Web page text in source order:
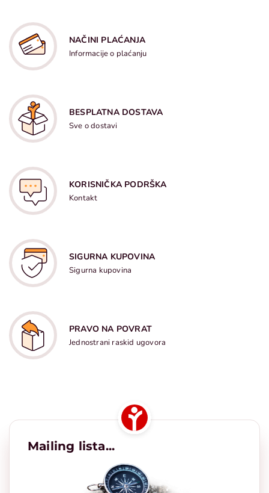
NAČINI PLAĆANJA
Informacije o plaćanju
BESPLATNA DOSTAVA
Sve o dostavi
KORISNIČKA PODRŠKA
Kontakt
SIGURNA KUPOVINA
Sigurna kupovina
PRAVO NA POVRAT
Jednostrani raskid ugovora
Mailing lista...